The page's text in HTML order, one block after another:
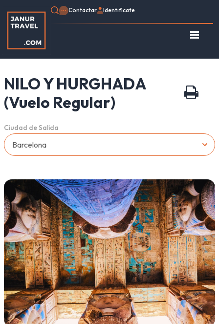
Contactar Identifícate
Consulte su Reserva
Inicio
Jordania
Europa
Tipo de viaje
NILO Y HURGHADA
(Vuelo Regular)
Ciudad de Salida